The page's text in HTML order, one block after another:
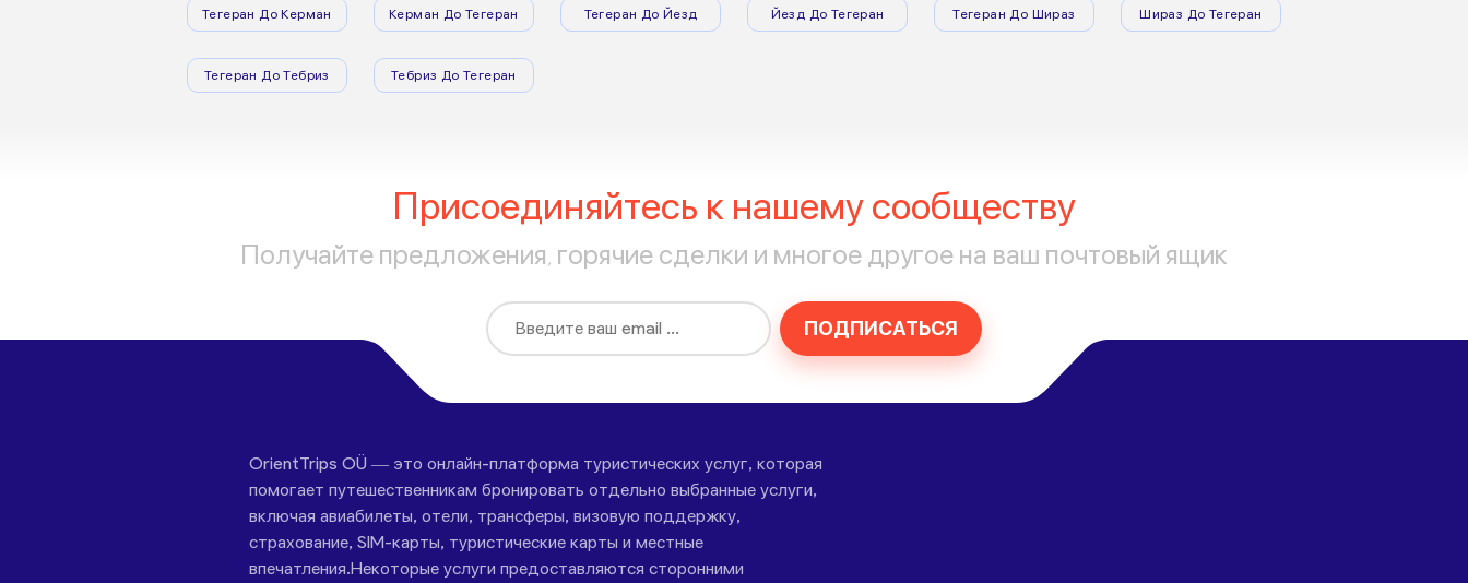
Тегеран До Керман Керман До Тегеран Тегеран До Йезд Йезд До Тегеран Тегеран До Шираз Шираз До Тегеран
Тегеран До Тебриз Тебриз До Тегеран
Присоединяйтесь к нашему сообществу
Получайте предложения, горячие сделки и многое другое на ваш почтовый ящик
ПОДПИСАТЬСЯ
OrientTrips OÜ — это онлайн-платформа туристических услуг, которая
помогает путешественникам бронировать отдельно выбранные услуги,
включая авиабилеты, отели, трансферы, визовую поддержку,
страхование, SIM-карты, туристические карты и местные
впечатления.Некоторые услуги предоставляются сторонними